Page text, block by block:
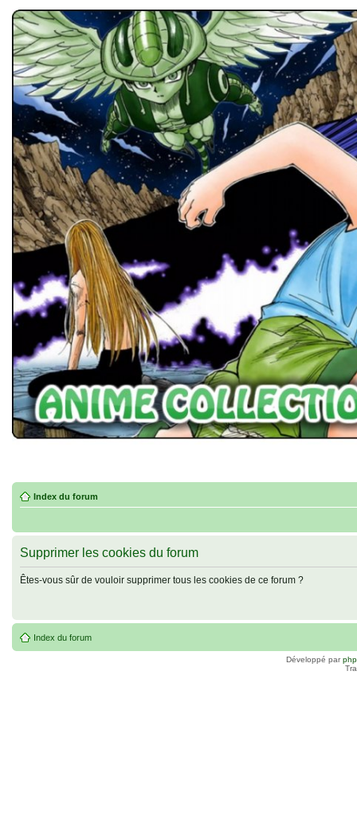
Index du forum
Supprimer les cookies du forum
Êtes-vous sûr de vouloir supprimer tous les cookies de ce forum ?
Index du forum
Développé par